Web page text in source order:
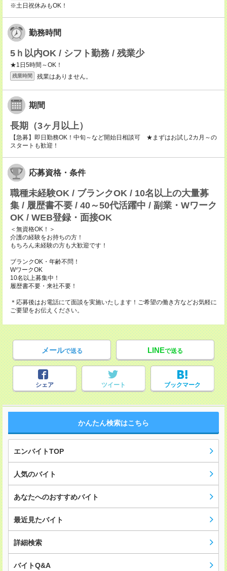
※土日祝休みもOK！
勤務時間
5ｈ以内OK / シフト勤務 / 残業少
★1日5時間～OK！
残業時間 残業はありません。
期間
長期（3ヶ月以上）
【急募】即日勤務OK！中旬～など開始日相談可 ★まずはお試し2カ月～の
スタートも歓迎！
応募資格・条件
職種未経験OK / ブランクOK / 10名以上の大量募
集 / 履歴書不要 / 40～50代活躍中 / 副業・Wワーク
OK / WEB登録・面接OK
＜無資格OK！＞
介護の経験をお持ちの方！
もちろん未経験の方も大歓迎です！
ブランクOK・年齢不問！
WワークOK
10名以上募集中！
履歴書不要・来社不要！
＊応募後はお電話にて面談を実施いたします！ご希望の働き方などお気軽に
ご要望をお伝えください。
メールで送る LINEで送る
シェア ツイート ブックマーク
かんたん検索はこちら
エンバイトTOP
人気のバイト
あなたへのおすすめバイト
最近見たバイト
詳細検索
バイトQ&A